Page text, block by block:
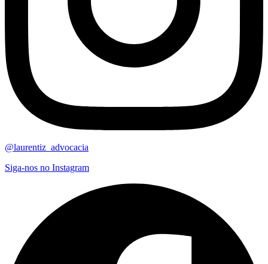
@laurentiz_advocacia
Siga-nos no Instagram